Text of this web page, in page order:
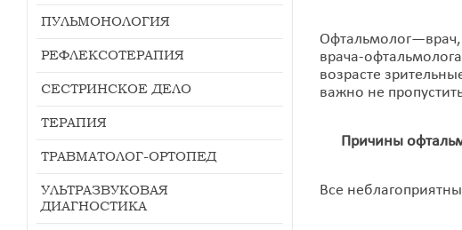
Офтальмолог—врач,
врача-
возрасте
важно не
Причины
Все
ПУЛЬМОНОЛОГИЯ
РЕФЛЕКСОТЕРАПИЯ
СЕСТРИНСКОЕ ДЕЛО
ТЕРАПИЯ
ТРАВМАТОЛОГ-ОРТОПЕД
УЛЬТРАЗВУКОВАЯ
ДИАГНОСТИКА